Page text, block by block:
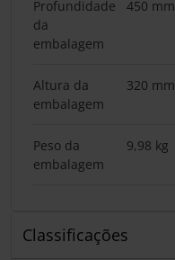
Profundidade
da
embalagem
450 mm
Altura da
embalagem
320 mm
Peso da
embalagem
9,98 kg
Classificações